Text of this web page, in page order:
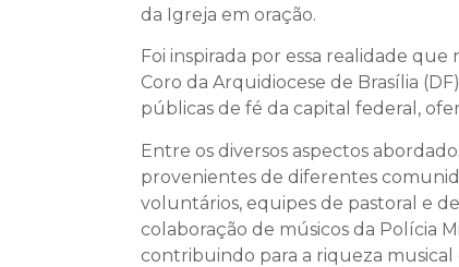
da Igreja em oração.
Foi inspirada por essa realidade
Coro da Arquidiocese de Brasília
públicas de fé da capital federal,
Entre os diversos aspectos
provenientes de diferentes
voluntários, equipes de pastoral e
colaboração de músicos da Polícia
contribuindo para a riqueza